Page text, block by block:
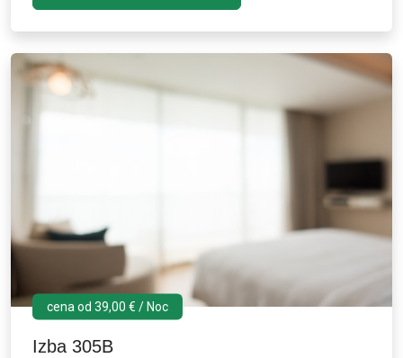
cena od 39,00 € / Noc
Izba 305B